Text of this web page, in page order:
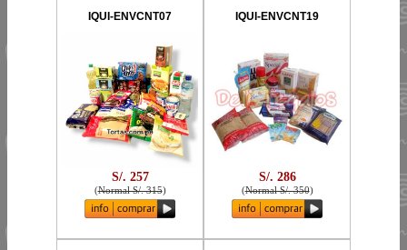
IQUI-ENVCNT07
S/. 257
(Normal S/. 315)
IQUI-ENVCNT19
S/. 286
(Normal S/. 350)